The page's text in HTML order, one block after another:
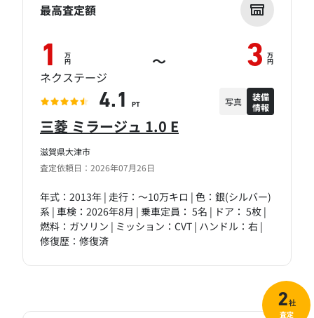
滋賀県大津市
査定依頼日：2026年07月26日
三菱 ミラージュ 1.0 E
年式：2013年 | 走行：～10万キロ | 色：銀(シルバー)
系 | 車検：2026年8月 | 乗車定員： 5名 | ドア： 5枚 |
燃料：ガソリン | ミッション：CVT | ハンドル：右 |
修復歴：修復済
最高査定額
1 万
円 ～ 3 万
円
ネクステージ
4.1 PT 写真
装備
情報
2社
査定